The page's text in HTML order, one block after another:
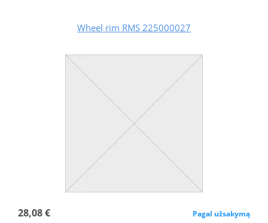
Wheel rim RMS 225000027
28,08 € Pagal užsakymą